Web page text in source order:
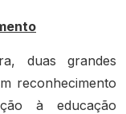
duas grandes
reconhecimento
à educação